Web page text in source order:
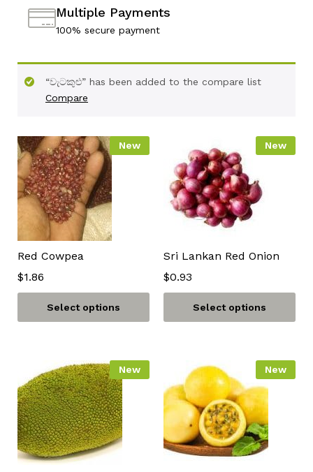
Multiple Payments
100% secure payment
Compare
“වැටකුළු” has been added to the compare list
New
Red Cowpea
$1.86
Select options
New
Sri Lankan Red Onion
$0.93
Select options
New New